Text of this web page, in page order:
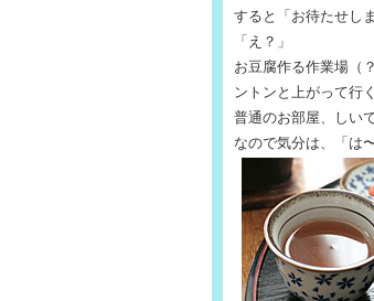
すると「お待たせし
「え？」
お豆腐作る作業場（
ントンと上がって行
普通のお部屋、しい
なので気分は、「は